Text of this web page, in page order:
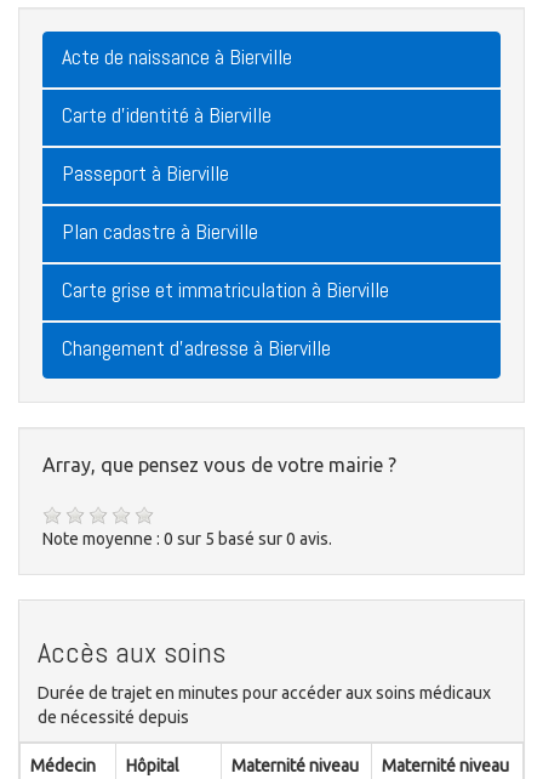
Acte de naissance à Bierville
Carte d'identité à Bierville
Passeport à Bierville
Plan cadastre à Bierville
Carte grise et immatriculation à Bierville
Changement d'adresse à Bierville
Array, que pensez vous de votre mairie ?
Note moyenne : 0 sur 5 basé sur0 avis.
Accès aux soins
Durée de trajet en minutes pour accéder aux soins médicaux
de nécessité depuis
Médecin Hôpital
Maternité niveau
Maternité niveau